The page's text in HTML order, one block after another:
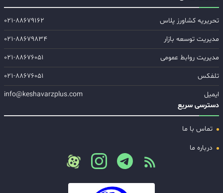
تحریریه کشاورز پلاس
۰۲۱-۸۸۶۷۹۱۶۲
مدیریت توسعه بازار
۰۲۱-۸۸۶۷۹۸۳۴
مدیریت روابط عمومی
۰۲۱-۸۸۶۷۶۰۵۱
تلفکس
۰۲۱-۸۸۶۷۶۰۵۱
ایمیل
info@keshavarzplus.com
دسترسی سریع
تماس با ما
درباره ما